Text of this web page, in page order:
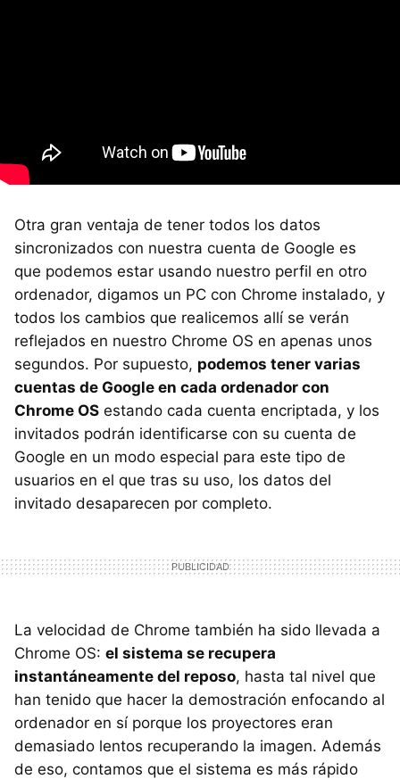
Otra gran ventaja de tener todos los datos
sincronizados con nuestra cuenta de Google es
que podemos estar usando nuestro perfil en otro
ordenador, digamos un PC con Chrome instalado, y
todos los cambios que realicemos allí se verán
reflejados en nuestro Chrome OS en apenas unos
segundos. Por supuesto, podemos tener varias
cuentas de Google en cada ordenador con
Chrome OS estando cada cuenta encriptada, y los
invitados podrán identificarse con su cuenta de
Google en un modo especial para este tipo de
usuarios en el que tras su uso, los datos del
invitado desaparecen por completo.
La velocidad de Chrome también ha sido llevada a
Chrome OS: el sistema se recupera
instantáneamente del reposo, hasta tal nivel que
han tenido que hacer la demostración enfocando al
ordenador en sí porque los proyectores eran
demasiado lentos recuperando la imagen. Además
de eso, contamos que el sistema es más rápido